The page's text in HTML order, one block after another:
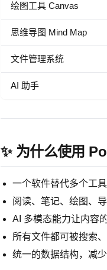
绘图工具 Canvas
思维导图 Mind Map
文件管理系统
AI 助手
✨ 为什么使用
一个软件替代多个工具
阅读、笔记、绘图、
AI 多模态能力让内容
所有文件都可被搜索
统一的数据结构，减